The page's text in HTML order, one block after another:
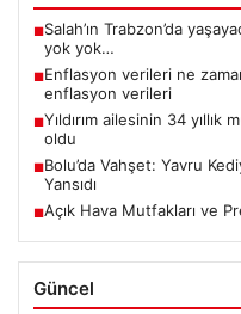
■Salah’ın Trabzon’da
yok yok…
■Enflasyon verileri ne
enflasyon verileri
■Yıldırım ailesinin 34
oldu
■Bolu’da Vahşet: Yavru
Yansıdı
■Açık Hava Mutfakları ve
Güncel